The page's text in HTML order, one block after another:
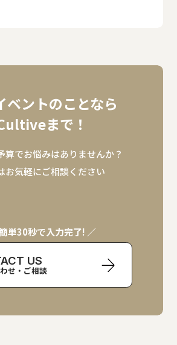
ベントのことなら
まで！
算でお悩みはありませんか？
お気軽にご相談ください
単30秒で入力完了! ／
US
せ・ご相談